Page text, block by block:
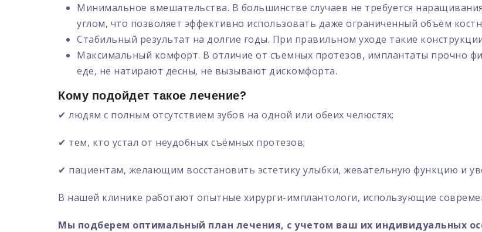
Минимальное вмешательства. В большинстве случаев не требуется
углом, что позволяет эффективно использовать даже ограниченный объём
Стабильный результат на долгие годы. При правильном уходе такие
Максимальный комфорт. В отличие от съемных протезов, имплантаты прочно
еде, не натирают десны, не вызывают дискомфорта.
Кому подойдет такое лечение?
✔ людям с полным отсутствием зубов на одной или обеих челюстях;
✔ тем, кто устал от неудобных съёмных протезов;
✔ пациентам, желающим восстановить эстетику улыбки, жевательную функцию и
В нашей клинике работают опытные хирурги-имплантологи, использующие
Мы подберем оптимальный план лечения, с учетом ваш их индивидуальных